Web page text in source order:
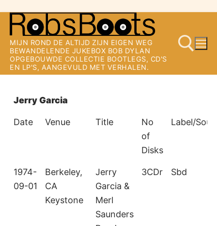
naar
de
inhoud
MIJN ROND DE ALTIJD ZIJN EIGEN WEG
BEWANDELENDE JUKEBOX BOB DYLAN
OPGEBOUWDE COLLECTIE BOOTLEGS, CD'S
EN LP'S, AANGEVULD MET VERHALEN.
Jerry Garcia
Date Venue Title
No
of
Disks
Label/
1974-
09-01
Berkeley,
CA
Keystone
Jerry
Garcia &
Merl
Saunders
3CDr Sbd